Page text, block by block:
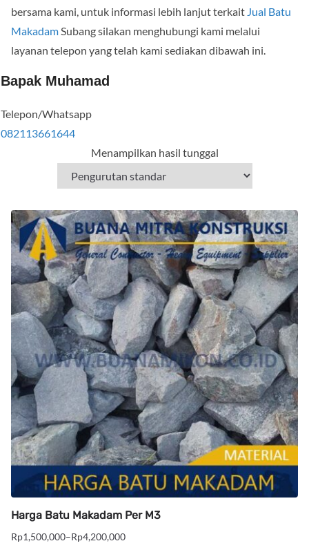
bersama kami, untuk informasi lebih lanjut terkait Jual Batu
MakadamSubang silakan menghubungi kami melalui
layanan telepon yang telah kami sediakan dibawah ini.
Bapak Muhamad
Telepon/Whatsapp
082113661644
Menampilkan hasil tunggal
Harga Batu Makadam Per M3
Rp1,500,000–Rp4,200,000
Rentang